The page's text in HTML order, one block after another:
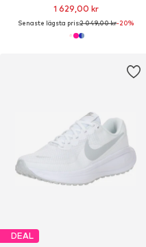
1 629,00 kr
Senaste lägsta pris:2 049,00 kr-20%
DEAL